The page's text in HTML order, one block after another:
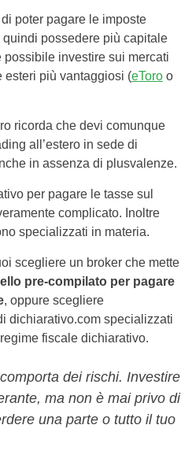
poter pagare le imposte
quindi possedere più capitale
possibile investire sui mercati
esteri più vantaggiosi (eToro o
ricorda che devi comunque
all’estero in sede di
in assenza di plusvalenze.
per pagare le tasse sul
complicato. Inoltre
specializzati in materia.
scegliere un broker che mette
pre-compilato per pagare
, oppure scegliere
dichiarativo.com specializzati
fiscale dichiarativo.
dei rischi. Investire
ma non è mai privo di
una parte o tutto il tuo